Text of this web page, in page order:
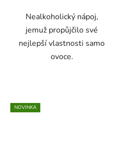
Nealkoholický nápoj,
jemuž propůjčilo své
nejlepší vlastnosti samo
ovoce.
NOVINKA